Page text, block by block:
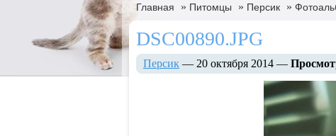
Главная » Питомцы » Персик »
DSC00890.JPG
Персик — 20 октября 2014 —